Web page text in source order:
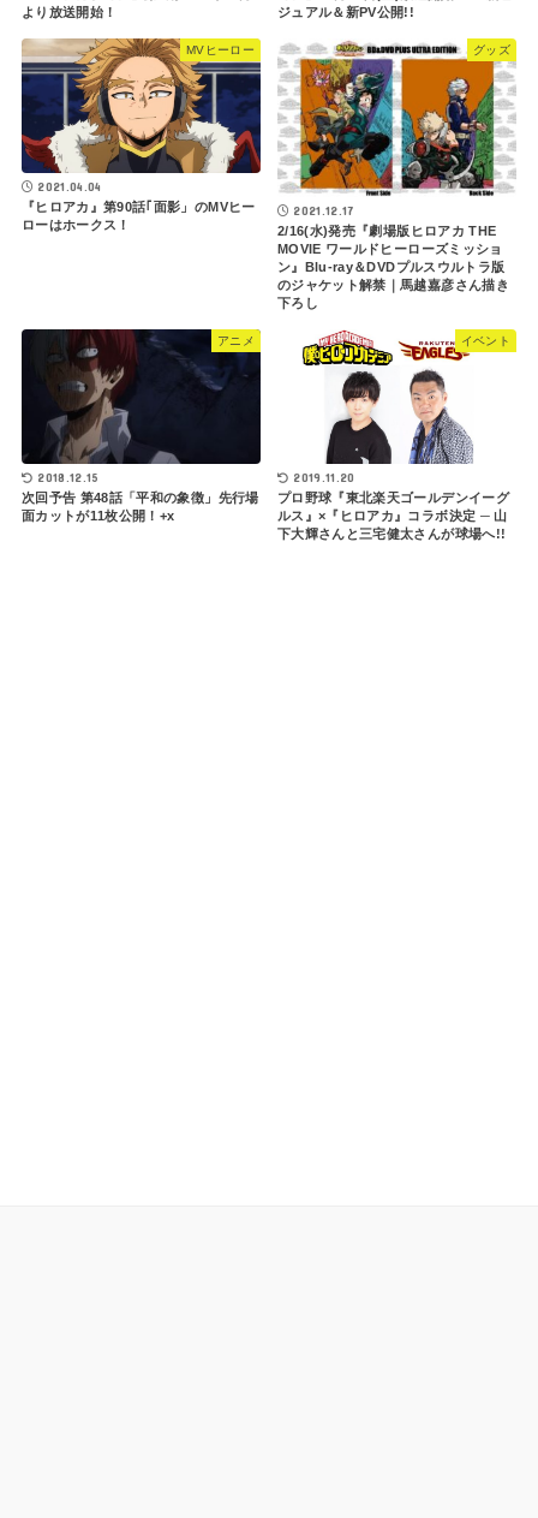
より放送開始！
ジュアル＆新PV公開!!
MVヒーロー
2021.04.04
『ヒロアカ』第90話｢面影」のMVヒー
ローはホークス！
グッズ
2021.12.17
2/16(水)発売『劇場版ヒロアカ THE
MOVIE ワールドヒーローズミッショ
ン』Blu-ray＆DVDプルスウルトラ版
のジャケット解禁｜馬越嘉彦さん描き
下ろし
アニメ
2018.12.15
次回予告 第48話「平和の象徴」先行場
面カットが11枚公開！+x
イベント
2019.11.20
プロ野球『東北楽天ゴールデンイーグ
ルス』×『ヒロアカ』コラボ決定 ─ 山
下大輝さんと三宅健太さんが球場へ!!